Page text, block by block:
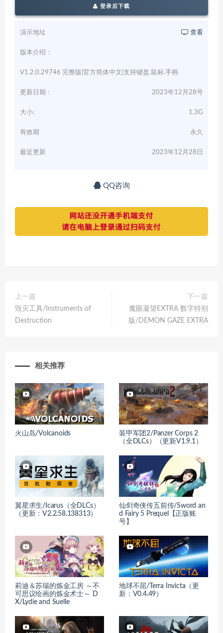
登录后下载
演示地址 查看
版本介绍：
V1.2.0.29746 完整版|官方简体中文|支持键盘.鼠标.手柄
更新日期： 2023年12月28号
大小: 1.3G
有效期 永久
最近更新 2023年12月28日
QQ咨询
上一篇
毁灭工具/Instruments of
Destruction
下一篇
魔眼凝望EXTRA 数字特别
版/DEMON GAZE EXTRA
相关推荐
火山岛/Volcanoids
装甲军团2/Panzer Corps 2
（全DLCs）（更新V1.9.1）
翼星求生/Icarus（全DLCs）
（更新：V2.2.58.138313）
仙剑奇侠传五前传/Sword an
d Fairy 5 Prequel【正版账
号】
莉迪＆苏瑞的炼金工房 ～不
可思议绘画的炼金术士～ D
X/Lydie and Suelle
地球不屈/Terra Invicta（更
新：V0.4.49）